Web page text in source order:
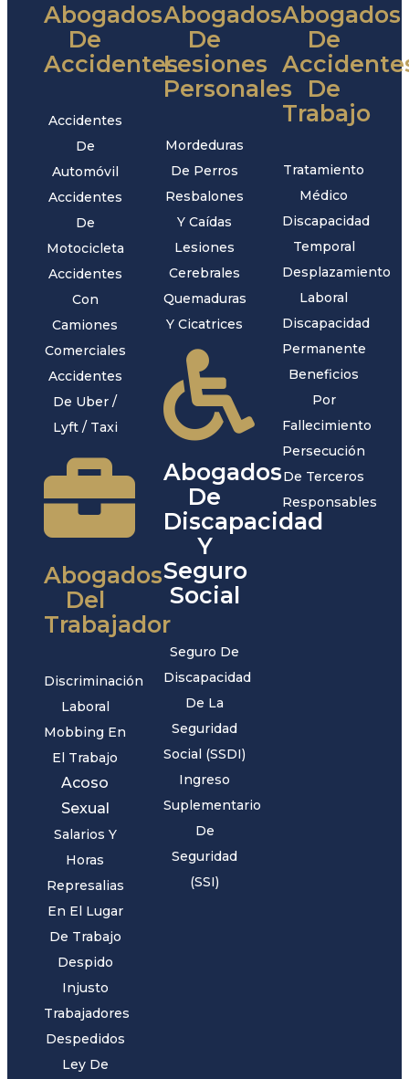
Abogados
De
Accidentes
Accidentes
De
Automóvil
Accidentes
De
Motocicleta
Accidentes
Con
Camiones
Comerciales
Accidentes
De Uber /
Lyft / Taxi
Abogados
Del
Trabajador
Discriminación
Laboral
Mobbing En
El Trabajo
Acoso
Sexual
Salarios Y
Horas
Represalias
En El Lugar
De Trabajo
Despido
Injusto
Trabajadores
Despedidos
Ley De
Abogados
De
Lesiones
Personales
Mordeduras
De Perros
Resbalones
Y Caídas
Lesiones
Cerebrales
Quemaduras
Y Cicatrices
Abogados
De
Discapacidad
Y
Seguro
Social
Seguro De
Discapacidad
De La
Seguridad
Social (SSDI)
Ingreso
Suplementario
De
Seguridad
(SSI)
Abogados
De
De
Trabajo
Tratamiento
Médico
Discapacidad
Temporal
Desplazamiento
Laboral
Discapacidad
Permanente
Beneficios
Por
Fallecimiento
Persecución
De Terceros
Responsables